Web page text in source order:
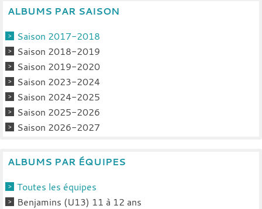
ALBUMS PAR SAISON
Saison 2017-2018
Saison 2018-2019
Saison 2019-2020
Saison 2023-2024
Saison 2024-2025
Saison 2025-2026
Saison 2026-2027
ALBUMS PAR ÉQUIPES
Toutes les équipes
Benjamins (U13) 11 à 12 ans